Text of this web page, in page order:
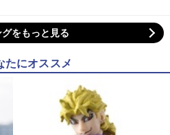
をもっと見る
たにオススメ